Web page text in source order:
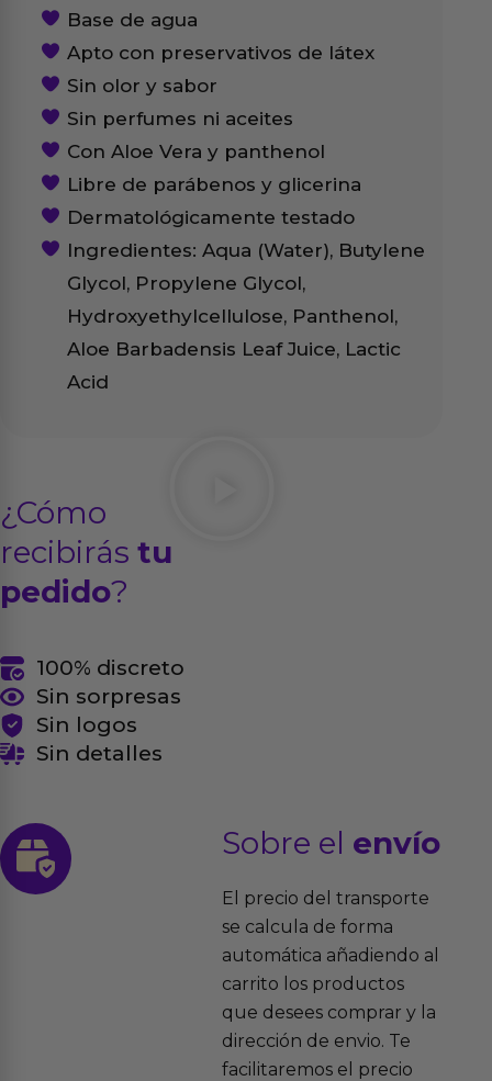
Base de agua
Apto con preservativos de látex
Sin olor y sabor
Sin perfumes ni aceites
Con Aloe Vera y panthenol
Libre de parábenos y glicerina
Dermatológicamente testado
Ingredientes: Aqua (Water), Butylene
Glycol, Propylene Glycol,
Hydroxyethylcellulose, Panthenol,
Aloe Barbadensis Leaf Juice, Lactic
Acid
¿Cómo
recibirás tu
pedido?
100% discreto
Sin sorpresas
Sin logos
Sin detalles
Sobre el envío
El precio del transporte
se calcula de forma
automática añadiendo al
carrito los productos
que desees comprar y la
dirección de envio. Te
facilitaremos el precio